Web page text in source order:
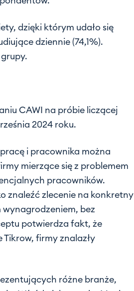
dzięki którym udało się
dziennie (74,1%).
CAWI na próbie liczącej
2024 roku.
i pracownika można
mierzące się z problemem
pracowników.
znaleźć zlecenie na konkretny
wynagrodzeniem, bez
potwierdza fakt, że
firmy znalazły
różne branże,